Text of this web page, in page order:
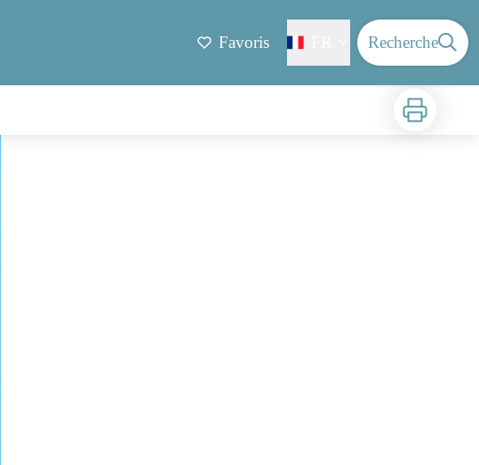
Favoris Recherche
Imprimer